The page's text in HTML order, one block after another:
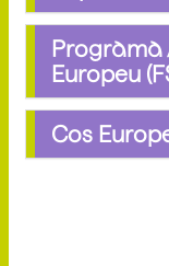
Programa
Europeu
Cos